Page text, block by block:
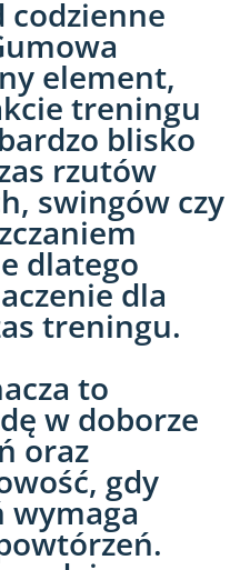
codzienne
element,
treningu
blisko
rzutów
swingów czy
dlatego
dla
treningu.
to
w doborze
oraz
gdy
wymaga